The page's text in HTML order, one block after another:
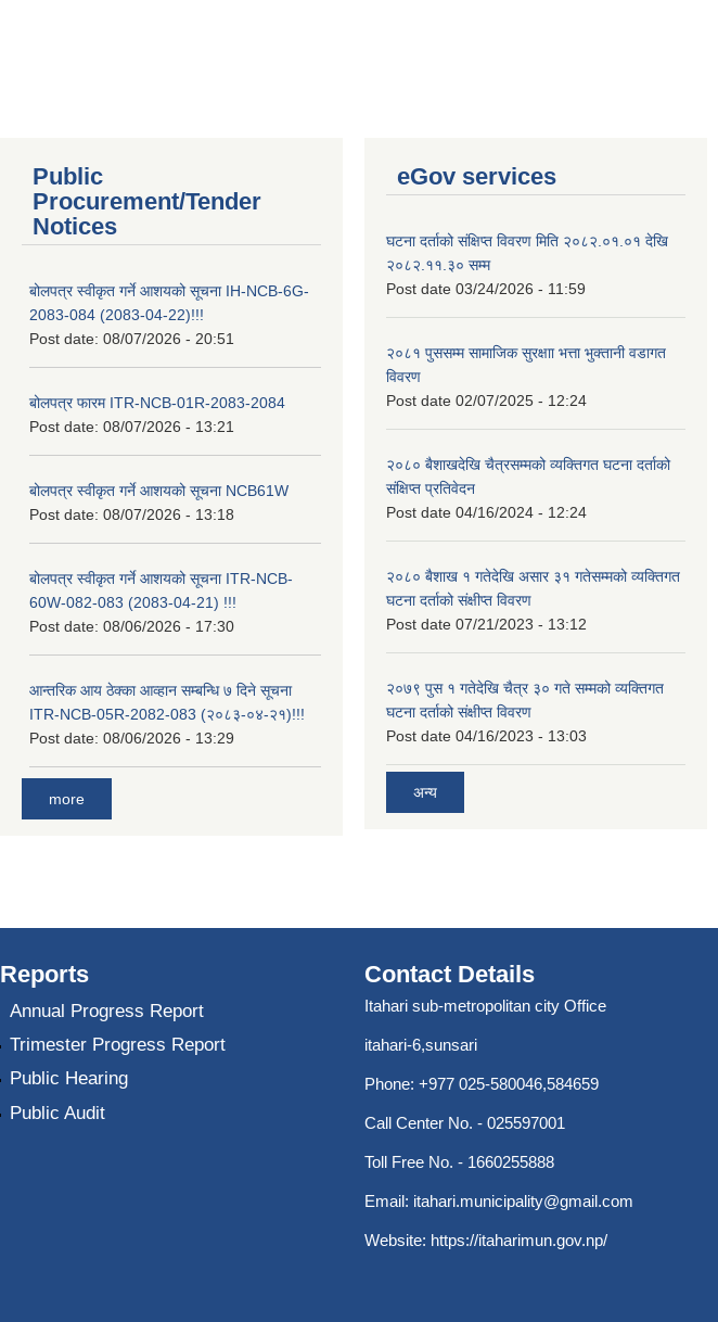
Public
Procurement/Tender
Notices
बोलपत्र स्वीकृत गर्ने आशयको सूचना IH-NCB-6G-
2083-084 (2083-04-22)!!!
Post date: 08/07/2026 - 20:51
बोलपत्र फारम ITR-NCB-01R-2083-2084
Post date: 08/07/2026 - 13:21
बोलपत्र स्वीकृत गर्ने आशयको सूचना NCB61W
Post date: 08/07/2026 - 13:18
बोलपत्र स्वीकृत गर्ने आशयको सूचना ITR-NCB-
60W-082-083 (2083-04-21) !!!
Post date: 08/06/2026 - 17:30
आन्तरिक आय ठेक्का आव्हान सम्बन्धि ७ दिने सूचना
ITR-NCB-05R-2082-083 (२०८३-०४-२१)!!!
Post date: 08/06/2026 - 13:29
more
eGov services
घटना दर्ताको संक्षिप्त विवरण मिति २०८२.०१.०१ देखि
२०८२.११.३० सम्म
Post date 03/24/2026 - 11:59
२०८१ पुससम्म सामाजिक सुरक्षाा भत्ता भुक्तानी वडागत
विवरण
Post date 02/07/2025 - 12:24
२०८० बैशाखदेखि चैत्रसम्मको व्यक्तिगत घटना दर्ताको
संक्षिप्त प्रतिवेदन
Post date 04/16/2024 - 12:24
२०८० बैशाख १ गतेदेखि असार ३१ गतेसम्मको व्यक्तिगत
घटना दर्ताको संक्षीप्त विवरण
Post date 07/21/2023 - 13:12
२०७९ पुस १ गतेदेखि चैत्र ३० गते सम्मको व्यक्तिगत
घटना दर्ताको संक्षीप्त विवरण
Post date 04/16/2023 - 13:03
अन्य
Reports
Annual Progress Report
Trimester Progress Report
Public Hearing
Public Audit
Contact Details
Itahari sub-metropolitan city Office
itahari-6,sunsari
Phone: +977 025-580046,584659
Call Center No. - 025597001
Toll Free No. - 1660255888
Email: itahari.municipality@gmail.com
Website: https://itaharimun.gov.np/